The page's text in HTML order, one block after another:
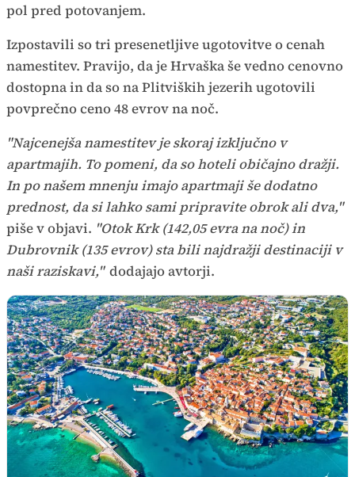
pol pred potovanjem.
Izpostavili so tri presenetljive ugotovitve o cenah
namestitev. Pravijo, da je Hrvaška še vedno cenovno
dostopna in da so na Plitviških jezerih ugotovili
povprečno ceno 48 evrov na noč.
"Najcenejša namestitev je skoraj izključno v
apartmajih. To pomeni, da so hoteli običajno dražji.
In po našem mnenju imajo apartmaji še dodatno
prednost, da si lahko sami pripravite obrok ali dva,"
piše v objavi. "Otok Krk (142,05 evra na noč) in
Dubrovnik (135 evrov) sta bili najdražji destinaciji v
naši raziskavi," dodajajo avtorji.